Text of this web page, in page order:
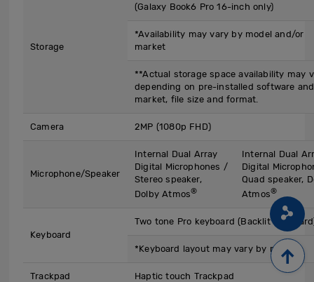
Storage
(Galaxy Book6 Pro 16-inch only)
*Availability may vary by model and/or
market
**Actual storage space availability may
depending on pre-installed software
market, file size and format.
Camera 2MP (1080p FHD)
Microphone/Speaker
Internal Dual Array
Digital Microphones /
Stereo speaker,
Dolby Atmos®
Internal Dual
Digital
Quad speaker,
Atmos®
Keyboard
Two tone Pro keyboard (Backlit
*Keyboard layout may vary by market.
Trackpad Haptic touch Trackpad